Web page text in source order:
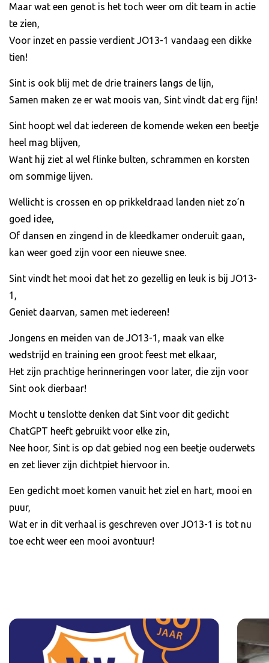
Maar wat een genot is het toch weer om dit team in actie
te zien,
Voor inzet en passie verdient JO13-1 vandaag een dikke
tien!
Sint is ook blij met de drie trainers langs de lijn,
Samen maken ze er wat moois van, Sint vindt dat erg fijn!
Sint hoopt wel dat iedereen de komende weken een beetje
heel mag blijven,
Want hij ziet al wel flinke bulten, schrammen en korsten
om sommige lijven.
Wellicht is crossen en op prikkeldraad landen niet zo’n
goed idee,
Of dansen en zingend in de kleedkamer onderuit gaan,
kan weer goed zijn voor een nieuwe snee.
Sint vindt het mooi dat het zo gezellig en leuk is bij JO13-
1,
Geniet daarvan, samen met iedereen!
Jongens en meiden van de JO13-1, maak van elke
wedstrijd en training een groot feest met elkaar,
Het zijn prachtige herinneringen voor later, die zijn voor
Sint ook dierbaar!
Mocht u tenslotte denken dat Sint voor dit gedicht
ChatGPT heeft gebruikt voor elke zin,
Nee hoor, Sint is op dat gebied nog een beetje ouderwets
en zet liever zijn dichtpiet hiervoor in.
Een gedicht moet komen vanuit het ziel en hart, mooi en
puur,
Wat er in dit verhaal is geschreven over JO13-1 is tot nu
toe echt weer een mooi avontuur!